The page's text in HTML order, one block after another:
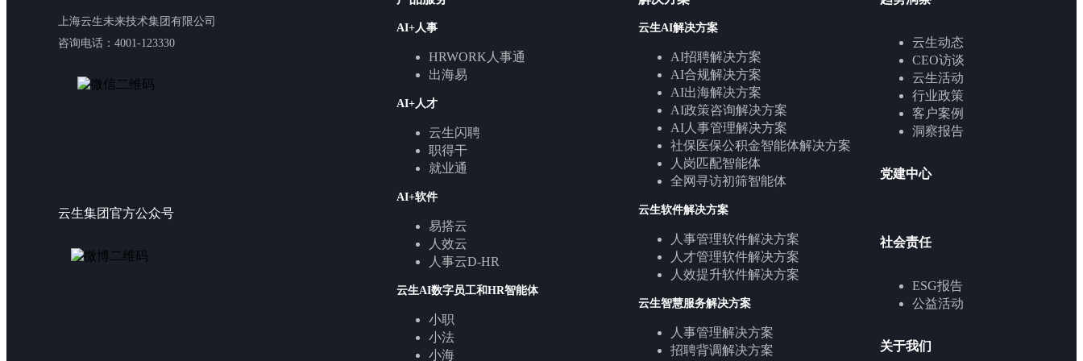
上海云生未来技术集团有限公司
咨询电话：4001-123330
云生集团官方公众号
AI+人事
HRWORK人事通
出海易
AI+人才
云生闪聘
职得干
就业通
AI+软件
易搭云
人效云
人事云D-HR
云生AI数字员工和HR智能体
小职
小法
小海
云生AI解决方案
AI招聘解决方案
AI合规解决方案
AI出海解决方案
AI政策咨询解决方案
AI人事管理解决方案
社保医保公积金智能体解决方案
人岗匹配智能体
全网寻访初筛智能体
云生软件解决方案
人事管理软件解决方案
人才管理软件解决方案
人效提升软件解决方案
云生智慧服务解决方案
人事管理解决方案
招聘背调解决方案
云生动态
CEO访谈
云生活动
行业政策
客户案例
洞察报告
党建中心
社会责任
ESG报告
公益活动
关于我们